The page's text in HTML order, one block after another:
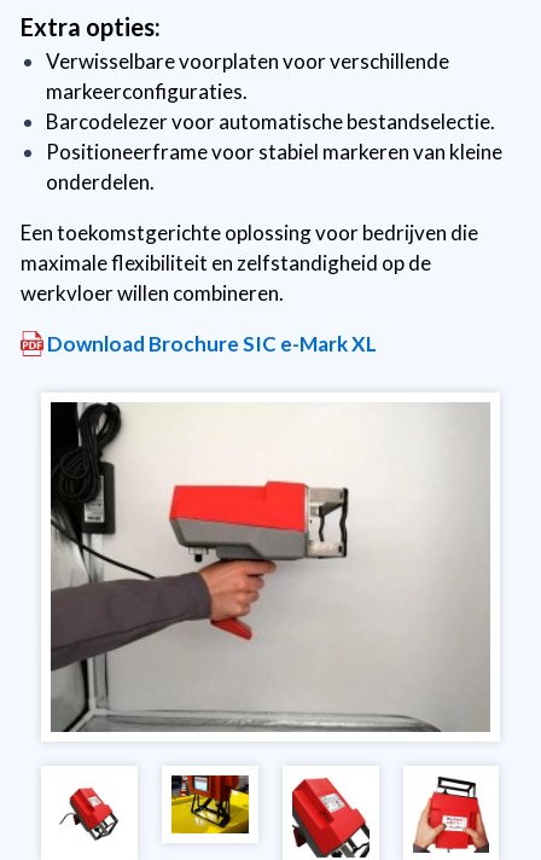
Extra opties:
Verwisselbare voorplaten voor verschillende
markeerconfiguraties.
Barcodelezer voor automatische bestandselectie.
Positioneerframe voor stabiel markeren van kleine
onderdelen.
Een toekomstgerichte oplossing voor bedrijven die
maximale flexibiliteit en zelfstandigheid op de
werkvloer willen combineren.
Download Brochure SIC e-Mark XL